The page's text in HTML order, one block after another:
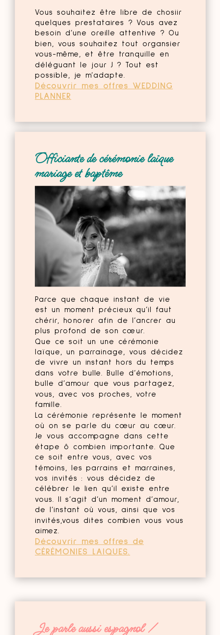
Vous souhaitez être libre de chosiir
quelques prestataires ? Vous avez
besoin d’une oreille attentive ? Ou
bien, vous souhaitez tout organsier
vous-même, et être tranquille en
déléguant le jour J ? Tout est
possible, je m’adapte.
Découvrir mes offres WEDDING
PLANNER
Officiante de cérémonie laïque
mariage et baptême
Parce que chaque instant de vie
est un moment précieux qu’il faut
chérir, honorer afin de l’ancrer au
plus profond de son cœur.
Que ce soit un une cérémonie
laïque, un parrainage, vous décidez
de vivre un instant hors du temps
dans votre bulle. Bulle d’émotions,
bulle d’amour que vous partagez,
vous, avec vos proches, votre
famille.
La cérémonie représente le moment
où on se parle du cœur au cœur.
Je vous accompagne dans cette
étape ô combien importante. Que
ce soit entre vous, avec vos
témoins, les parrains et marraines,
vos invités : vous décidez de
célébrer le lien qu’il existe entre
vous. Il s’agit d’un moment d’amour,
de l’instant où vous, ainsi que vos
invités,vous dites combien vous vous
aimez.
Découvrir mes offres de
CÉRÉMONIES LAIQUES.
Je parle aussi espagnol /